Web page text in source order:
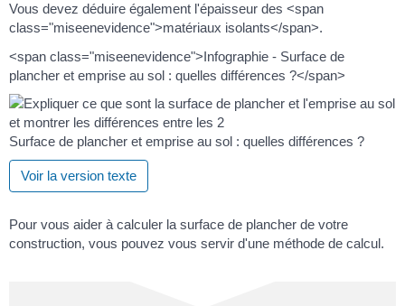
Vous devez déduire également l'épaisseur des <span
class="miseenevidence">matériaux isolants</span>.
<span class="miseenevidence">Infographie - Surface de
plancher et emprise au sol : quelles différences ?</span>
Surface de plancher et emprise au sol : quelles différences ?
Voir la version texte
Pour vous aider à calculer la surface de plancher de votre
construction, vous pouvez vous servir d'une méthode de calcul.